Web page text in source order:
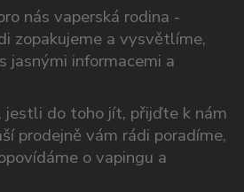
nás vaperská rodina -
zopakujeme a vysvětlíme,
jasnými informacemi a
jestli do toho jít, přijďte k nám
prodejně vám rádi poradíme,
o vapingu a